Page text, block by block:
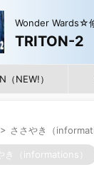
Wonder Wards☆
TRITON-2
（NEW!）
> ささやき（
き（informations）